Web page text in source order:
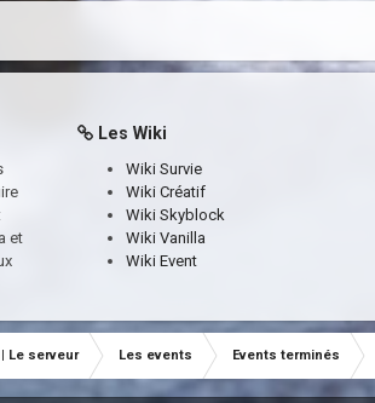
et
Les Wiki
Wiki Survie
Wiki Créatif
Wiki Skyblock
Wiki Vanilla
Wiki Event
Le serveur Les events Events terminés